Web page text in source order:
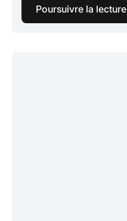
Poursuivre la lecture